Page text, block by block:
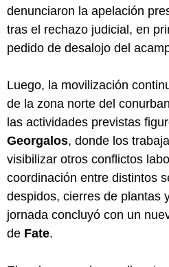
denunciaron la apelación
tras el rechazo judicial, en
pedido de desalojo del
Luego, la movilización
de la zona norte del
las actividades previstas
Georgalos, donde los
visibilizar otros conflictos
coordinación entre distintos
despidos, cierres de plantas
jornada concluyó con un
de Fate.